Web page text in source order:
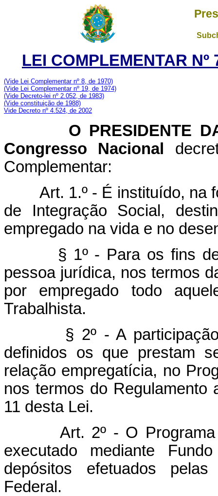
LEI COMPLEMENTAR
(Vide Lei Complementar nº 8, de 1970)
(Vide Lei Complementar nº 19, de 1974)
(Vide Decreto-lei nº 2.052, de 1983)
(Vide constituição de 1988)
Vide Decreto nº 4.524, de 2002
O PRESIDENTE DA
Congresso Nacional
Complementar:
Art. 1.º - É instituído, na
de Integração Social,
empregado na vida e no
§ 1º - Para os fins
pessoa jurídica, nos termos
por empregado todo
Trabalhista.
§ 2º - A participação
definidos os que prestam
relação empregatícia, no
nos termos do
11 desta Lei.
Art. 2º - O
executado mediante
depósitos efetuados
Federal.